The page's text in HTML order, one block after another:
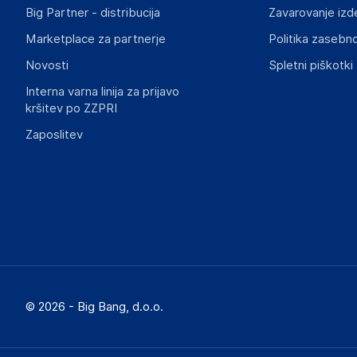
Big Partner - distribucija
Marketplace za partnerje
Novosti
Interna varna linija za prijavo
kršitev po ZZPRI
Zaposlitev
Zavarovanje
Politika
Spletni piškotki
© 2026 - Big Bang, d.o.o.